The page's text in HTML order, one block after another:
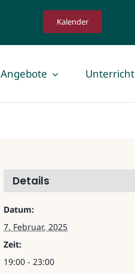
Kalender
Angebote Unterricht
Details
Datum:
7. Februar, 2025
Zeit:
19:00 - 23:00